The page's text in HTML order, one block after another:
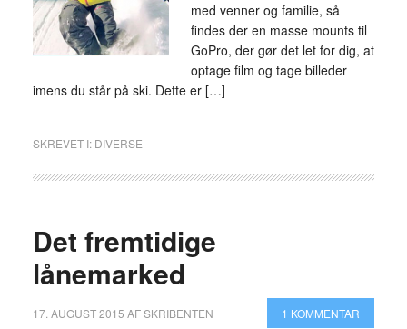
med venner og familie, så
findes der en masse mounts til
GoPro, der gør det let for dig, at
optage film og tage billeder
imens du står på ski. Dette er […]
SKREVET I: DIVERSE
Det fremtidige
lånemarked
17. AUGUST 2015 AFSKRIBENTEN 1 KOMMENTAR